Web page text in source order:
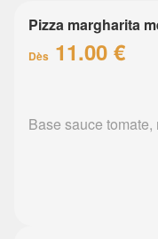
Pizza margharita
Dès 11.00 €
Base sauce